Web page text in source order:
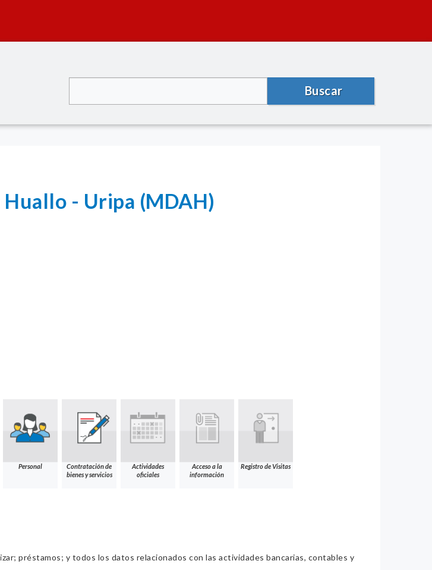
Buscar
- Uripa (MDAH)
Personal
Contratación de
bienes y servicios
Actividades
oficiales
Acceso a la
información
Registro de Visitas
préstamos; y todos los datos relacionados con las actividades bancarias, contables y